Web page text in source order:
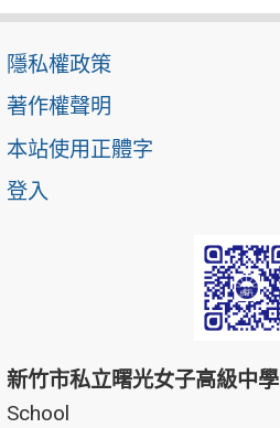
隱私權政策
著作權聲明
本站使用正體字
登入
新竹市私立曙光女子高級中學
School